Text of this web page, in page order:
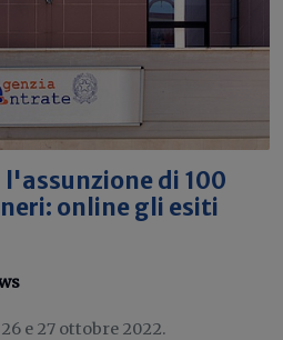
l'assunzione di 100
online gli esiti
e 27 ottobre 2022.